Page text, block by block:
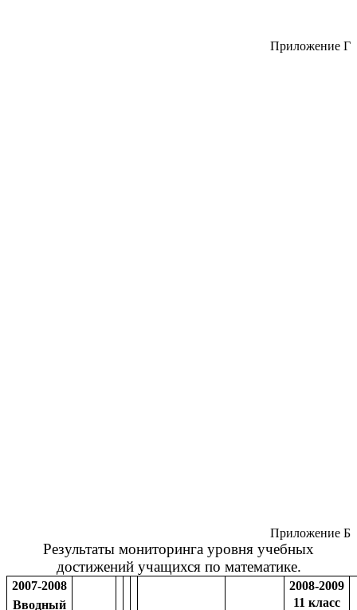
Приложение Г
Приложение Б
Результаты мониторинга уровня учебных
достижений учащихся по математике.
2007-2008
Вводный
2008-2009
11 класс